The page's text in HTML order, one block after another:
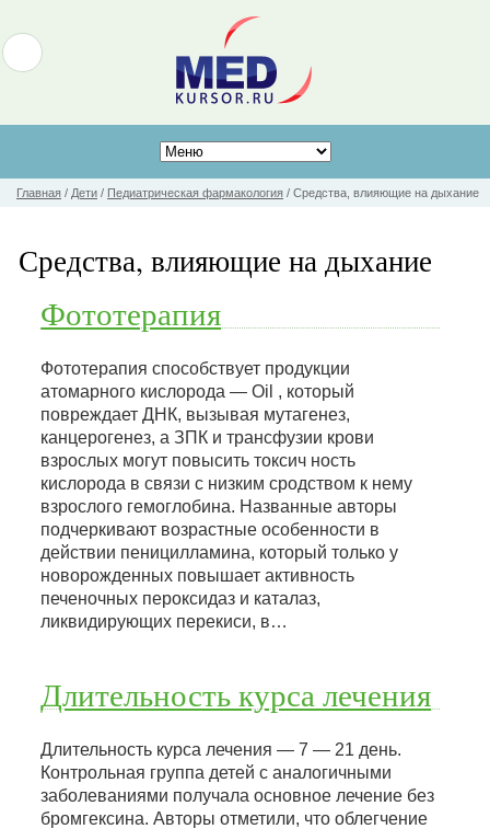
Главная / Дети / Педиатрическая фармакология / Средства, влияющие на дыхание
Средства, влияющие на дыхание
Фототерапия
Фототерапия способствует продукции
атомарного кислорода — Oil , который
повреждает ДНК, вызывая мутагенез,
канцерогенез, а ЗПК и трансфузии крови
взрослых могут повысить токсич ность
кислорода в связи с низким сродством к нему
взрослого гемоглобина. Названные авторы
подчеркивают возрастные особенности в
действии пеницилламина, который только у
новорожденных повышает активность
печеночных пероксидаз и каталаз,
ликвидирующих перекиси, в…
Длительность курса лечения
Длительность курса лечения — 7 — 21 день.
Контрольная группа детей с аналогичными
заболеваниями получала основное лечение без
бромгексина. Авторы отметили, что облегчение